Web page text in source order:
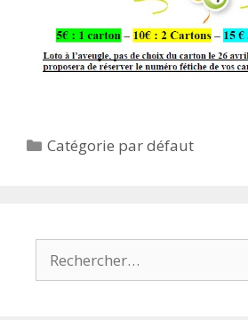
Catégories
Catégorie par défaut